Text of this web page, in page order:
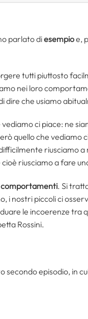
parlato diesempioe,
tutti piuttosto
nei loro
dire che usiamo
ci piace: ne
quello che vediamo
riusciamo
riusciamo a fare
comportamenti. Si
nostri piccoli ci
le incoerenze tra
Rossini.
episodio, in